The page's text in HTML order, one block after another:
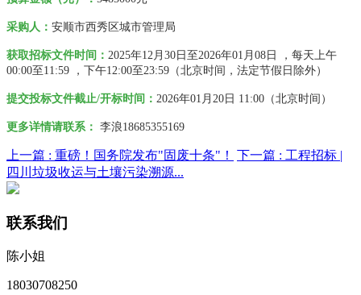
采购人 ： 安顺市西秀区城市管理局
获取招标文件时间： 2025年12月30日 至 2026年01月08日
，每天上午
00:00至11:59 ，下午12:00至23:59 （北京时间，法定节假日除外）
提交投标文件截止/开标时间： 2026年01月20日 11:00 （北京时间）
更多详情请联系 ： 李浪18685355169
上一篇 : 重磅！国务院发布"固废十条"！ 下一篇 : 工程招标 |
四川垃圾收运与土壤污染溯源...
联系我们
陈小姐
18030708250